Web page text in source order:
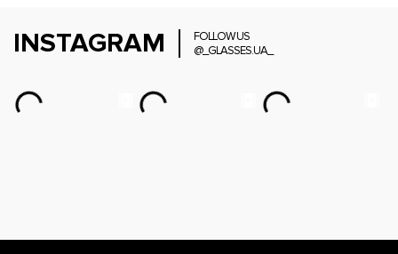
INSTAGRAM
FOLLOW US
@_GLASSES.UA_